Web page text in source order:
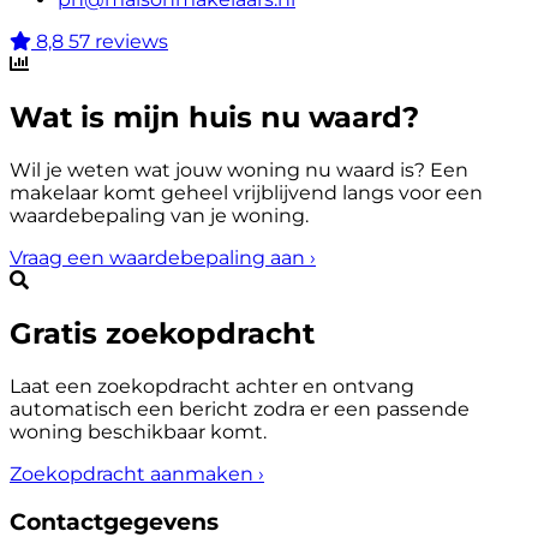
8,8 57 reviews
Wat is mijn huis nu waard?
Wil je weten wat jouw woning nu waard is? Een
makelaar komt geheel vrijblijvend langs voor een
waardebepaling van je woning.
Vraag een waardebepaling aan ›
Gratis zoekopdracht
Laat een zoekopdracht achter en ontvang
automatisch een bericht zodra er een passende
woning beschikbaar komt.
Zoekopdracht aanmaken ›
Contactgegevens